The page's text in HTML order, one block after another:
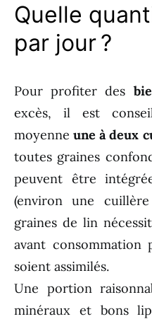
Quelle
par jour ?
Pour profiter des
excès, il est
moyenneune à deux
toutes graines
peuvent être
(environ une
graines de lin
avant
soient assimilés.
Une portion
minéraux et bons